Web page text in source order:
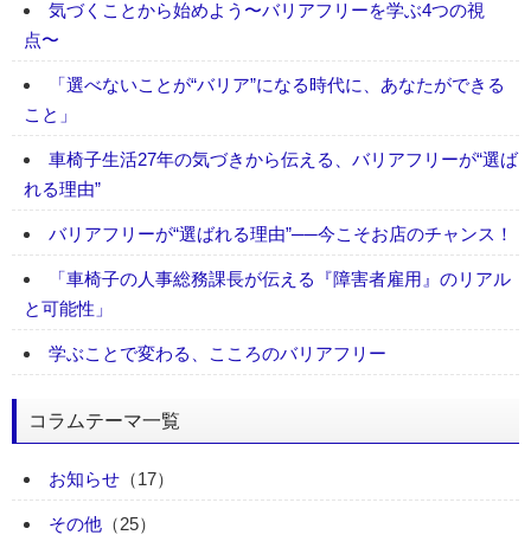
気づくことから始めよう〜バリアフリーを学ぶ4つの視
点〜
「選べないことが“バリア”になる時代に、あなたができる
こと」
車椅子生活27年の気づきから伝える、バリアフリーが“選ば
れる理由”
バリアフリーが“選ばれる理由”──今こそお店のチャンス！
「車椅子の人事総務課長が伝える『障害者雇用』のリアル
と可能性」
学ぶことで変わる、こころのバリアフリー
コラムテーマ一覧
お知らせ （17）
その他 （25）